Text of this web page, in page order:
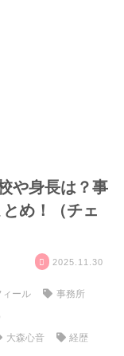
や身長は？事
め！（チェ
2025.11.30
ィール
事務所
大森心音
経歴